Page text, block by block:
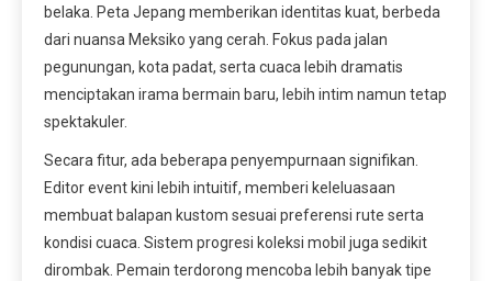
belaka. Peta Jepang memberikan identitas kuat, berbeda
dari nuansa Meksiko yang cerah. Fokus pada jalan
pegunungan, kota padat, serta cuaca lebih dramatis
menciptakan irama bermain baru, lebih intim namun tetap
spektakuler.
Secara fitur, ada beberapa penyempurnaan signifikan.
Editor event kini lebih intuitif, memberi keleluasaan
membuat balapan kustom sesuai preferensi rute serta
kondisi cuaca. Sistem progresi koleksi mobil juga sedikit
dirombak. Pemain terdorong mencoba lebih banyak tipe